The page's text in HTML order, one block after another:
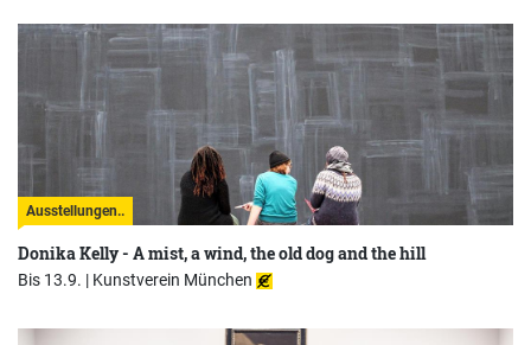
Ausstellungen..
Donika Kelly - A mist, a wind, the old dog and the hill
Bis 13.9. | Kunstverein München